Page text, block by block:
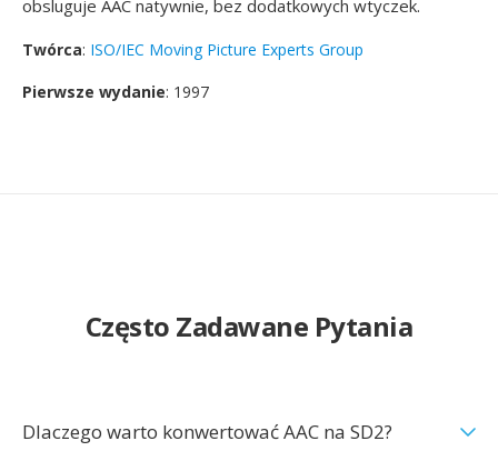
obsluguje AAC natywnie, bez dodatkowych wtyczek.
Twórca: ISO/IEC Moving Picture Experts Group
Pierwsze wydanie: 1997
Często Zadawane Pytania
Dlaczego warto konwertować AAC na SD2?